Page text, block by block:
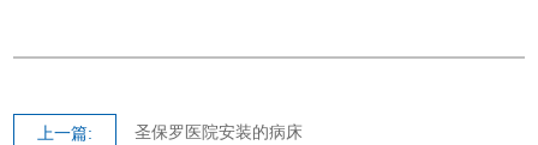
上一篇: 圣保罗医院安装的病床